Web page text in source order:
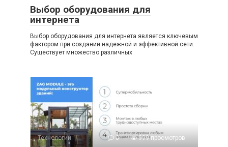
Выбор оборудования для
интернета
Выбор оборудования для интернета является ключевым
фактором при создании надежной и эффективной сети.
Существует множество различных
Технологии 0 999 просмотров